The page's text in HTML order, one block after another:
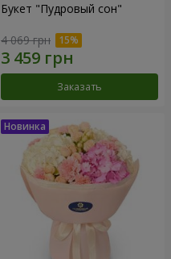
Букет "Пудровый сон"
4 069 грн
Заказать